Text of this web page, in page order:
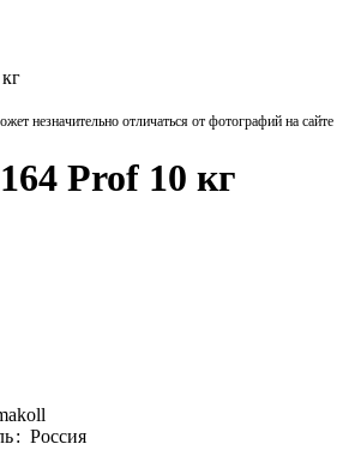
незначительно отличаться от фотографий на сайте
Prof 10 кг
: Россия